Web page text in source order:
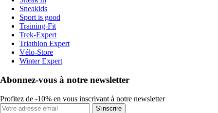
Sneakids
Sport is good
Training-Fit
Trek-Expert
Triathlon Expert
Vélo-Store
Winter Expert
Abonnez-vous à notre newsletter
Profitez de -10% en vous inscrivant à notre newsletter
S'inscrire